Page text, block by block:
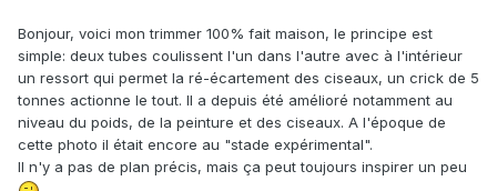
Bonjour, voici mon trimmer 100% fait maison, le principe est
simple: deux tubes coulissent l'un dans l'autre avec à l'intérieur
un ressort qui permet la ré-écartement des ciseaux, un crick de 5
tonnes actionne le tout. Il a depuis été amélioré notamment au
niveau du poids, de la peinture et des ciseaux. A l'époque de
cette photo il était encore au "stade expérimental".
Il n'y a pas de plan précis, mais ça peut toujours inspirer un peu